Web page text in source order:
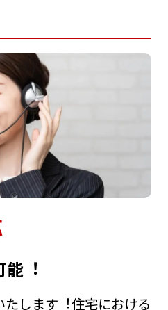
︕
します︕住宅における